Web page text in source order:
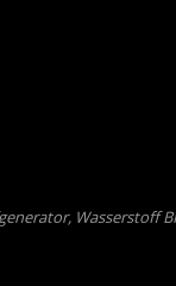
Wasserstoff